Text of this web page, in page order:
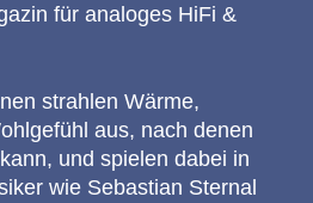
für analoges HiFi &
strahlen Wärme,
aus, nach denen
und spielen dabei in
wie Sebastian Sternal